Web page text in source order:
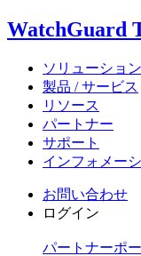
WatchGuard
ソリューション
製品 / サービス
リソース
パートナー
サポート
インフォメー
お問い合わせ
ログイン
パートナーポ